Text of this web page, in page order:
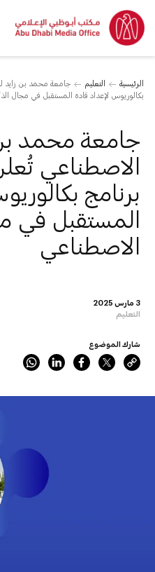
الرئيسية التعليم
جامعة محمد بن زايد
بكالوريوس لإعداد قادة المستقبل في مجال
3 مارس 2025
التعليم
جامعة محمد بن
الاصطناعي
برنامج
المستقبل في
الاصطناعي
شارك الموضوع